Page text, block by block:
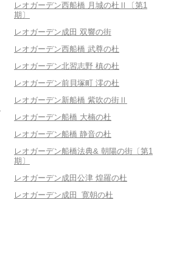
レオガーデン西船橋 月城の杜Ⅱ〔第1
期〕
レオガーデン成田 双響の街
レオガーデン西船橋 武尊の杜
レオガーデン北習志野 槙の杜
レオガーデン前貝塚町 澪の杜
レオガーデン新船橋 紫吹の街Ⅱ
レオガーデン船橋 大楠の杜
レオガーデン船橋 静音の杜
レオガーデン船橋法典& 朝陽の街〔第1
期〕
レオガーデン成田公津 煌羅の杜
レオガーデン成田 寛朝の杜